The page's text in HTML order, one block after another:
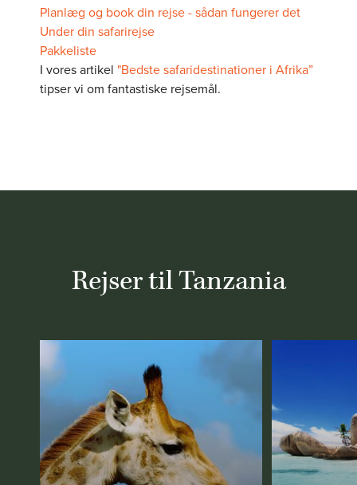
Planlæg og book din rejse - sådan fungerer det
Under din safarirejse
Pakkeliste
I vores artikel "Bedste safaridestinationer i Afrika”
tipser vi om fantastiske rejsemål.
Rejser til Tanzania